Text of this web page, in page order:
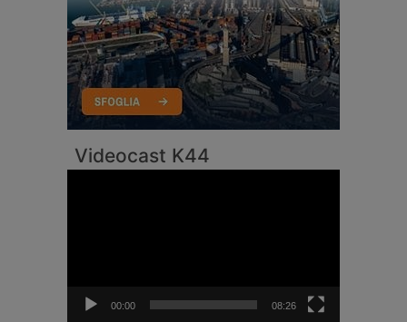
Videocast K44
00:00 08:26